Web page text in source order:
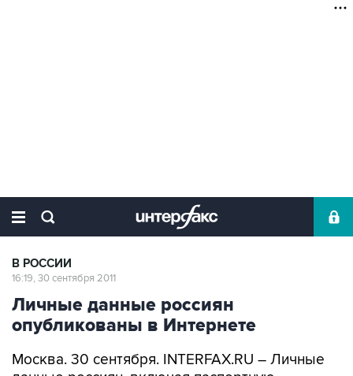
В РОССИИ
16:19, 30 сентября 2011
Личные данные россиян
опубликованы в Интернете
Москва. 30 сентября. INTERFAX.RU – Личные